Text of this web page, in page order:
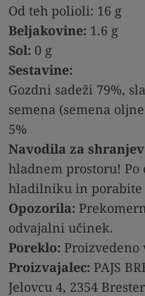
Od teh polioli: 16 g
Beljakovine: 1.6 g
Sol: 0 g
Sestavine:
Gozdni sadeži 79%,
semena (semena
5%
Navodila za
hladnem prostoru!
hladilniku in porabite
Opozorila:
odvajalni učinek.
Poreklo: Proizvedeno
Proizvajalec: PAJS
Jelovcu 4, 2354